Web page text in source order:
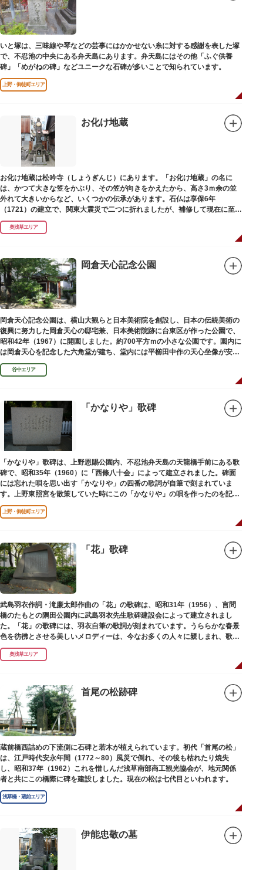
いと塚は、三味線や琴などの芸事にはかかせない糸に対する感謝を表した塚
で、不忍池の中央にある弁天島にあります。弁天島にはその他「ふぐ供養
碑」「めがねの碑」などユニークな石碑が多いことで知られています。
上野・御徒町エリア
お化け地蔵
お化け地蔵は松吟寺（しょうぎんじ）にあります。「お化け地蔵」の名に
は、かつて大きな笠をかぶり、その笠が向きをかえたから、高さ3ｍ余の並
外れて大きいからなど、いくつかの伝承があります。石仏は享保6年
（1721）の建立で、関東大震災で二つに折れましたが、補修して現在に至っ
ています。常夜灯は、寛政2年（1790）に建てられました。
奥浅草エリア
岡倉天心記念公園
岡倉天心記念公園は、横山大観らと日本美術院を創設し、日本の伝統美術の
復興に努力した岡倉天心の邸宅兼、日本美術院跡に台東区が作った公園で、
昭和42年（1967）に開園しました。約700平方ｍの小さな公園です。園内に
は岡倉天心を記念した六角堂が建ち、堂内には平櫛田中作の天心坐像が安置
されています。
谷中エリア
「かなりや」歌碑
「かなりや」歌碑は、上野恩賜公園内、不忍池弁天島の天龍橋手前にある歌
碑で、昭和35年（1960）に「西條八十会」によって建立されました。碑面
には忘れた唄を思い出す「かなりや」の四番の歌詞が自筆で刻まれていま
す。上野東照宮を散策していた時にこの「かなりや」の唄を作ったのを記念
してこの地に建てられました。
上野・御徒町エリア
「花」歌碑
武島羽衣作詞・滝廉太郎作曲の「花」の歌碑は、昭和31年（1956）、言問
橋のたもとの隅田公園内に武島羽衣先生歌碑建設会によって建立されまし
た。「花」の歌碑には、羽衣自筆の歌詞が刻まれています。うららかな春景
色を彷彿とさせる美しいメロディーは、今なお多くの人々に親しまれ、歌い
つがれています。
奥浅草エリア
首尾の松跡碑
蔵前橋西詰めの下流側に石碑と若木が植えられています。初代「首尾の松」
は、江戸時代安永年間（1772～80）風災で倒れ、その後も枯れたり焼失
し、昭和37年（1962）これを惜しんだ浅草南部商工観光協会が、地元関係
者と共にこの橋際に碑を建設しました。現在の松は七代目といわれます。
浅草橋・蔵前エリア
伊能忠敬の墓